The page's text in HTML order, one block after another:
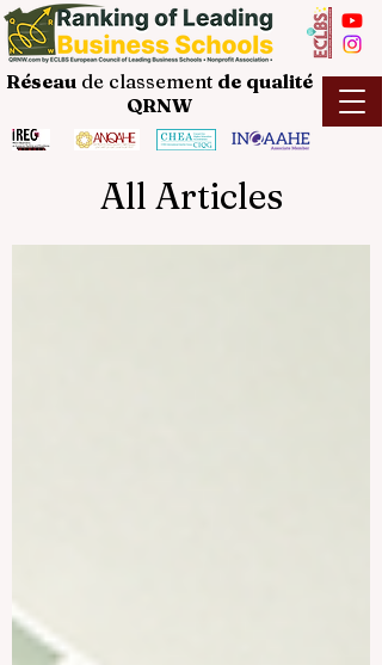
Réseau de classement de qualité
QRNW
All Articles